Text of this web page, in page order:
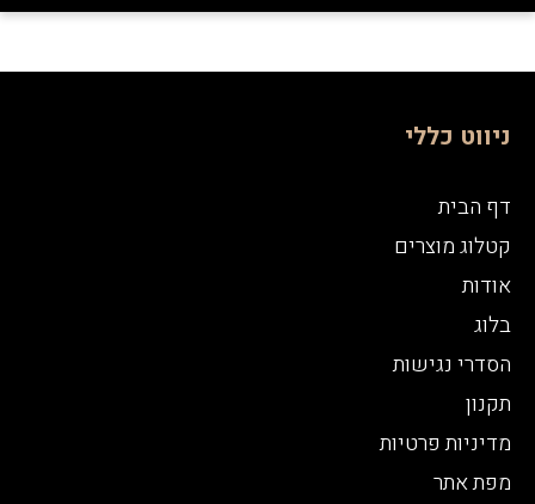
ניווט כללי
דף הבית
קטלוג מוצרים
אודות
בלוג
הסדרי נגישות
תקנון
מדיניות פרטיות
מפת אתר